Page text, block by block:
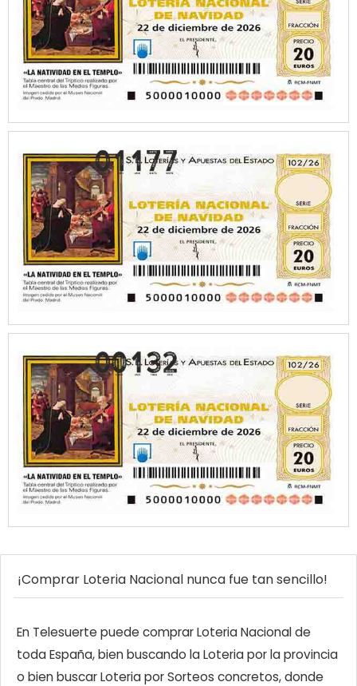
¡Comprar Loteria Nacional nunca fue tan sencillo!
En Telesuerte puede comprar Loteria Nacional de
toda España, bien buscando la Loteria por la provincia
o bien buscar Loteria por Sorteos concretos, donde